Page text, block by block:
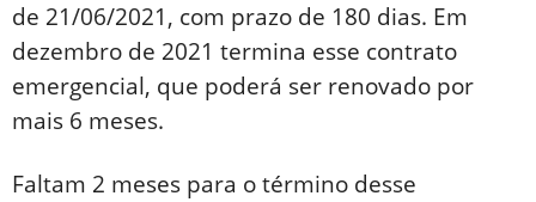
de 21/06/2021, com prazo de 180 dias. Em
dezembro de 2021 termina esse contrato
emergencial, que poderá ser renovado por
mais 6 meses.
Faltam 2 meses para o término desse